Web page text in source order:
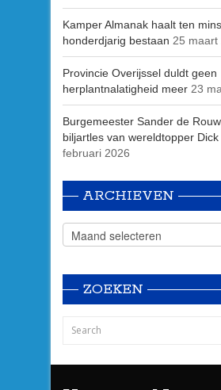
Kamper Almanak haalt ten
honderdjarig bestaan 25 maart
Provincie Overijssel duldt geen
herplantnalatigheid meer 23
Burgemeester Sander de
biljartles van wereldtopper
februari 2026
ARCHIEVEN
ZOEKEN